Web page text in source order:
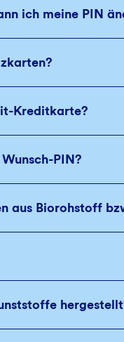
ich meine PIN
Kreditkarte?
PIN?
aus Biorohstoff